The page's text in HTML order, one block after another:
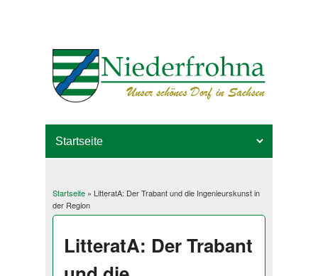
Sie sind hier
Startseite» LitteratA: Der Trabant und die Ingenieurskunst in
der Region
LitteratA: Der Trabant